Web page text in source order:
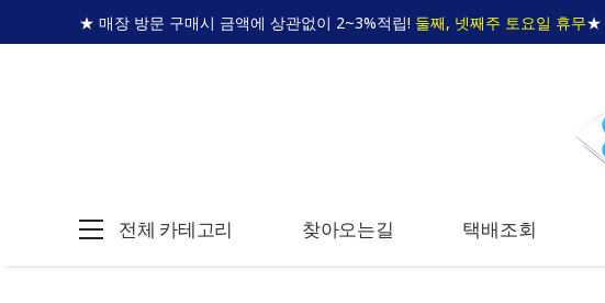
★ 매장 방문 구매시 금액에 상관없이 2~3%적립! 둘째, 넷째주 토요일 휴무★
전체 카테고리 찾아오는길 택배조회